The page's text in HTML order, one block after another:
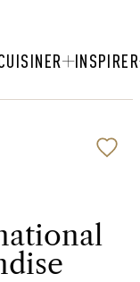
INSPIRER